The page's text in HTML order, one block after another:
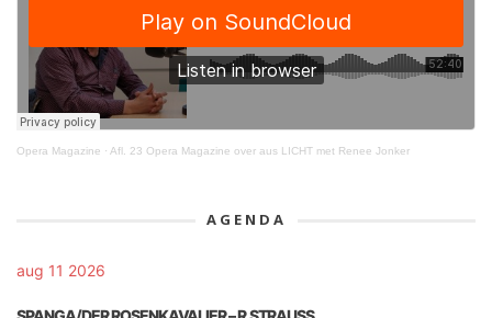
Opera Magazine · Afl. 23 Opera Magazine over aus LICHT met Renee Jonker
AGENDA
aug 11 2026